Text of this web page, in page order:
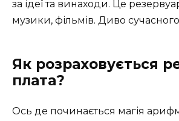
за ідеї та винаходи. Це
музики, фільмів. Диво сучасного
Як розраховується
плата?
Ось де починається магія